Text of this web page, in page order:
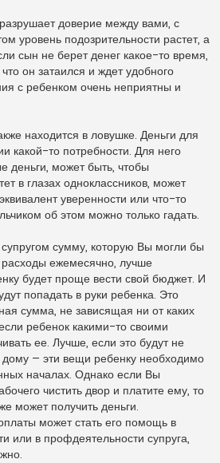
доверие между вами, с
уровень подозрительности растет, а
сын не берет денег какое-то время,
он затаился и ждет удобного
с ребенком очень неприятны и
находится в ловушке. Деньги для
какой-то потребности. Для него
деньги, может быть, чтобы
в глазах одноклассников, может
уверенности или что-то
об этом можно только гадать.
сумму, которую Вы могли бы
ежемесячно, лучше
будет проще вести свой бюджет. И
попадать в руки ребенка. Это
сумма, не зависящая ни от каких
ребенок какими-то своими
ее. Лучше, если это будут не
– эти вещи ребенку необходимо
началах. Однако если Вы
чистить двор и платите ему, то
может получить деньги.
может стать его помощь в
или в профдеятельности супруга,